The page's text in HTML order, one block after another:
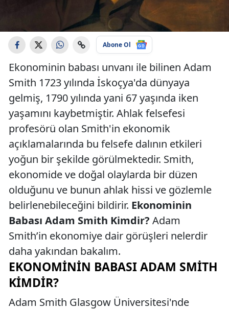
Abone Ol
Ekonominin babası unvanı ile bilinen Adam
Smith 1723 yılında İskoçya'da dünyaya
gelmiş, 1790 yılında yani 67 yaşında iken
yaşamını kaybetmiştir. Ahlak felsefesi
profesörü olan Smith'in ekonomik
açıklamalarında bu felsefe dalının etkileri
yoğun bir şekilde görülmektedir. Smith,
ekonomide ve doğal olaylarda bir düzen
olduğunu ve bunun ahlak hissi ve gözlemle
belirlenebileceğini bildirir. Ekonominin
Babası Adam Smith Kimdir? Adam
Smith’in ekonomiye dair görüşleri nelerdir
daha yakından bakalım.
EKONOMININ BABASI ADAM SMITH
KIMDIR?
Adam Smith Glasgow Üniversitesi'nde